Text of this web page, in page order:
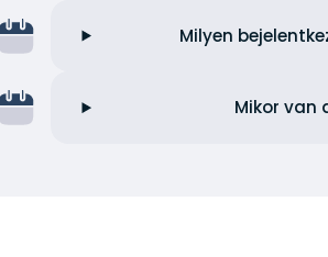
Milyen
Mikor van